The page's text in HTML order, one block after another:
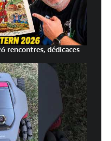
rencontres, dédicaces